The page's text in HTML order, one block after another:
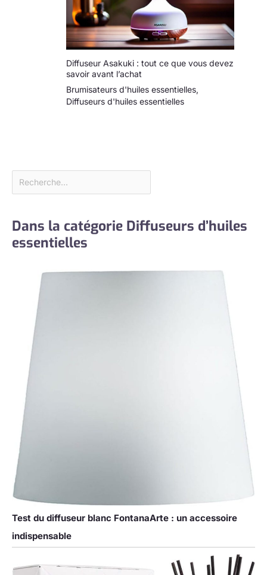
Diffuseur Asakuki : tout ce que vous devez
savoir avant l’achat
Brumisateurs d'huiles essentielles,
Diffuseurs d'huiles essentielles
Dans la catégorie Diffuseurs d’huiles
essentielles
Test du diffuseur blanc FontanaArte : un accessoire
indispensable